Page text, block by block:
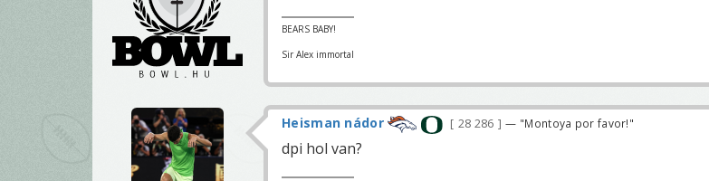
BEARS BABY!
Sir Alex immortal
Heisman nádor 28 286 — "Montoya por favor!"
dpi hol van?